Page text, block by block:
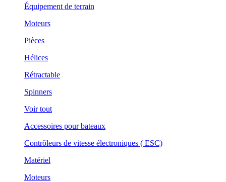
Équipement de terrain
Moteurs
Pièces
Hélices
Rétractable
Spinners
Voir tout
Accessoires pour bateaux
Contrôleurs de vitesse électroniques ( ESC)
Matériel
Moteurs